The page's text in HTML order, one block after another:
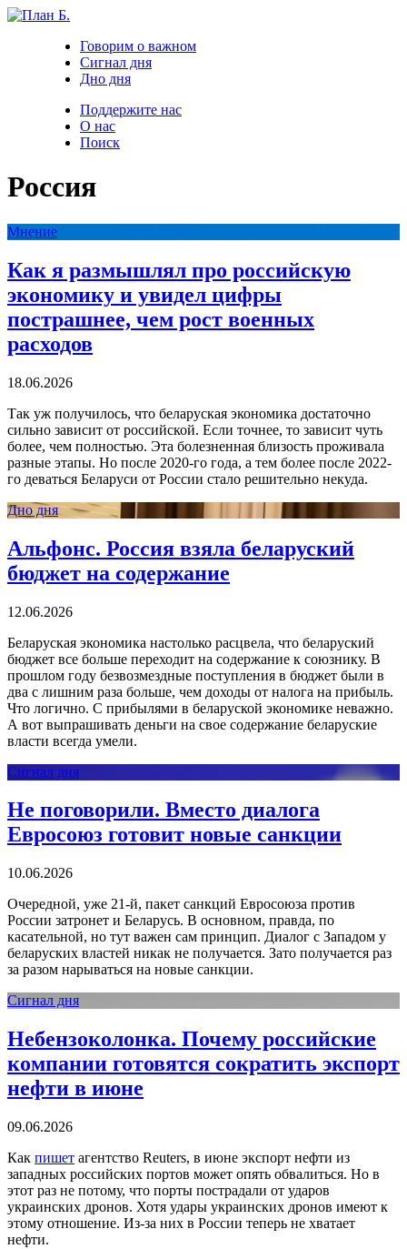
Говорим о важном
Сигнал дня
Дно дня
Поддержите нас
О нас
Поиск
Россия
Мнение
Как я размышлял про российскую
экономику и увидел цифры
пострашнее, чем рост военных
расходов
18.06.2026
Так уж получилось, что беларуская экономика достаточно
сильно зависит от российской. Если точнее, то зависит чуть
более, чем полностью. Эта болезненная близость проживала
разные этапы. Но после 2020-го года, а тем более после 2022-
го деваться Беларуси от России стало решительно некуда.
Дно дня
Альфонс. Россия взяла беларуский
бюджет на содержание
12.06.2026
Беларуская экономика настолько расцвела, что беларуский
бюджет все больше переходит на содержание к союзнику. В
прошлом году безвозмездные поступления в бюджет были в
два с лишним раза больше, чем доходы от налога на прибыль.
Что логично. С прибылями в беларуской экономике неважно.
А вот выпрашивать деньги на свое содержание беларуские
власти всегда умели.
Сигнал дня
Не поговорили. Вместо диалога
Евросоюз готовит новые санкции
10.06.2026
Очередной, уже 21-й, пакет санкций Евросоюза против
России затронет и Беларусь. В основном, правда, по
касательной, но тут важен сам принцип. Диалог с Западом у
беларуских властей никак не получается. Зато получается раз
за разом нарываться на новые санкции.
Сигнал дня
Небензоколонка. Почему российские
компании готовятся сократить экспорт
нефти в июне
09.06.2026
Как пишет агентство Reuters, в июне экспорт нефти из
западных российских портов может опять обвалиться. Но в
этот раз не потому, что порты пострадали от ударов
украинских дронов. Хотя удары украинских дронов имеют к
этому отношение. Из-за них в России теперь не хватает
нефти.